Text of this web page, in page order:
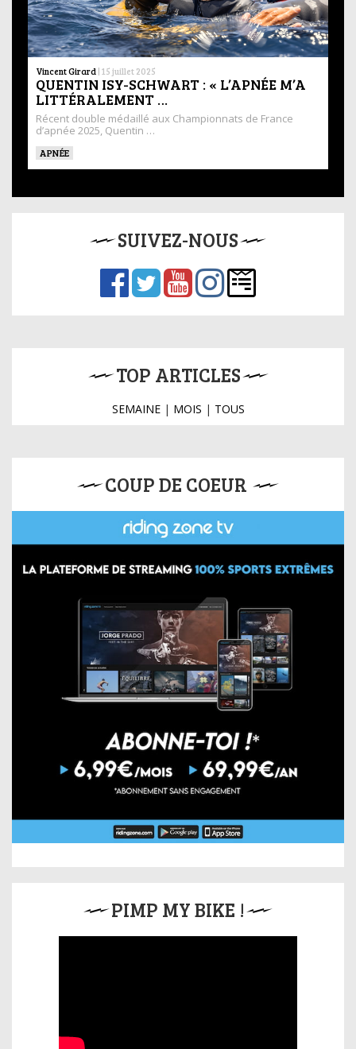
Vincent Girard | 15 juillet 2025
QUENTIN ISY-SCHWART : « L’APNÉE M’A
LITTÉRALEMENT …
Récent double médaillé aux Championnats de France
d’apnée 2025, Quentin …
APNÉE
SUIVEZ-NOUS
TOP ARTICLES
SEMAINE| MOIS | TOUS
COUP DE COEUR
PIMP MY BIKE !